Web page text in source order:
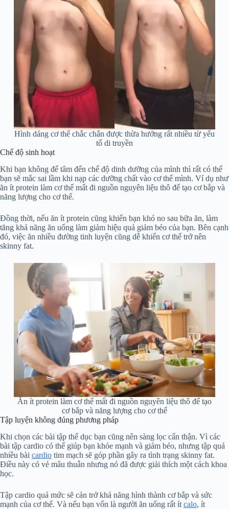
Hình dáng cơ thể chắc chắn được thừa hưởng rất nhiều từ yếu
tố di truyền
Chế độ sinh hoạt
Khi bạn không để tâm đến chế độ dinh dưỡng của mình thì rất có thể
bạn sẽ mắc sai lầm khi nạp các dưỡng chất vào cơ thể mình. Ví dụ như
ăn ít protein làm cơ thể mất đi nguồn nguyên liệu thô để tạo cơ bắp và
năng lượng cho cơ thể.
Đồng thời, nếu ăn ít protein cũng khiến bạn khó no sau bữa ăn, làm
tăng khả năng ăn uống làm giảm hiệu quả giảm béo của bạn. Bên cạnh
đó, việc ăn nhiều đường tinh luyện cũng dễ khiến cơ thể trở nên
skinny fat.
Ăn ít protein làm cơ thể mất đi nguồn nguyên liệu thô để tạo
cơ bắp và năng lượng cho cơ thể
Tập luyện không đúng phương pháp
Khi chọn các bài tập thể dục bạn cũng nên sàng lọc cẩn thận. Vì các
bài tập cardio có thể giúp bạn khỏe mạnh và giảm béo, nhưng tập quá
nhiều bài cardio tim mạch sẽ góp phần gây ra tình trạng skinny fat.
Điều này có vẻ mâu thuẫn nhưng nó đã được giải thích một cách khoa
học.
Tập cardio quá mức sẽ cản trở khả năng hình thành cơ bắp và sức
mạnh của cơ thể. Và nếu bạn vốn là người ăn uống rất ít calo, ít